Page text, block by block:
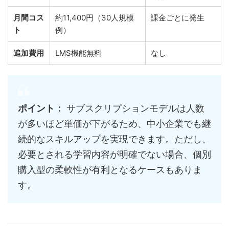
月間コス
ト
約11,400円（30人規模
例）
課金ごとに発生
追加費用 LMS機能無料 なし
ポイント： サブスクリプションモデルは人数
が多いほど単価が下がるため、中小企業でも継
続的なスキルアップを実現できます。ただし、
必要とされる学習内容が明確でない場合、個別
購入型の柔軟性が有利となるケースもありま
す。